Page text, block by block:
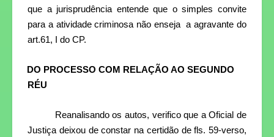
que a jurisprudência entende que o simples convite
para a atividade criminosa não enseja a agravante do
art.61, I do CP.
DO PROCESSO COM RELAÇÃO AO SEGUNDO
RÉU
Reanalisando os autos, verifico que a Oficial de
Justiça deixou de constar na certidão de fls. 59-verso,